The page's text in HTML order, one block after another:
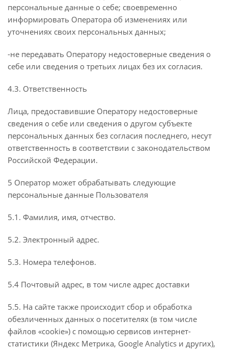
персональные данные о себе; своевременно
информировать Оператора об изменениях или
уточнениях своих персональных данных;
-не передавать Оператору недостоверные сведения о
себе или сведения о третьих лицах без их согласия.
4.3. Ответственность
Лица, предоставившие Оператору недостоверные
сведения о себе или сведения о другом субъекте
персональных данных без согласия последнего, несут
ответственность в соответствии с законодательством
Российской Федерации.
5 Оператор может обрабатывать следующие
персональные данные Пользователя
5.1. Фамилия, имя, отчество.
5.2. Электронный адрес.
5.3. Номера телефонов.
5.4 Почтовый адрес, в том числе адрес доставки
5.5. На сайте также происходит сбор и обработка
обезличенных данных о посетителях (в том числе
файлов «cookie») с помощью сервисов интернет-
статистики (Яндекс Метрика, Google Analytics и других),